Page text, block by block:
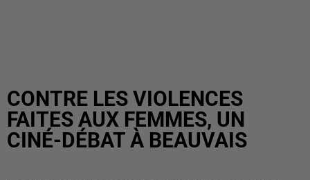
CONTRE LES VIOLENCES
FAITES AUX FEMMES, UN
CINÉ-DÉBAT À BEAUVAIS